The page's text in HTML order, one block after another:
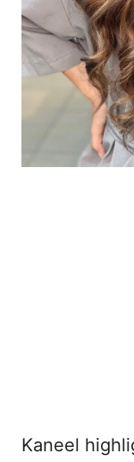
Kaneel